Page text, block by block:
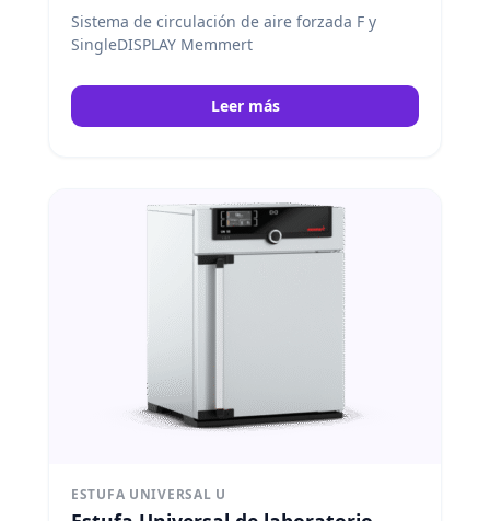
Sistema de circulación de aire forzada F y
SingleDISPLAY Memmert
Leer más
ESTUFA UNIVERSAL U